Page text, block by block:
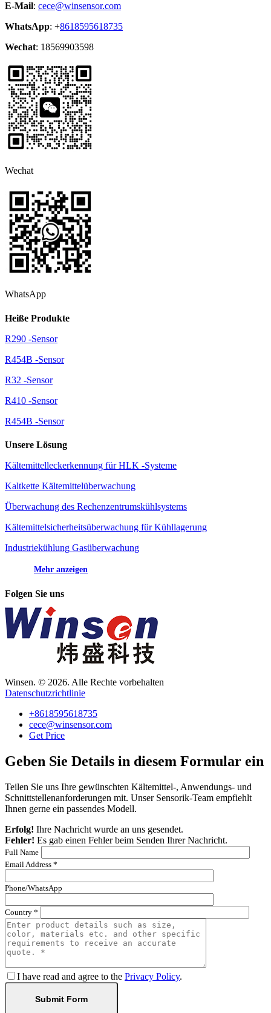
E-Mail: cece@winsensor.com
WhatsApp: +8618595618735
Wechat: 18569903598
Wechat
WhatsApp
Heiße Produkte
R290 -Sensor
R454B -Sensor
R32 -Sensor
R410 -Sensor
R454B -Sensor
Unsere Lösung
Kältemittelleckerkennung für HLK -Systeme
Kaltkette Kältemittelüberwachung
Überwachung des Rechenzentrumskühlsystems
Kältemittelsicherheitsüberwachung für Kühllagerung
Industriekühlung Gasüberwachung
Mehr anzeigen
Folgen Sie uns
Winsen. © 2026. Alle Rechte vorbehalten
Datenschutzrichtlinie
+8618595618735
cece@winsensor.com
Get Price
Geben Sie Details in diesem Formular ein
Teilen Sie uns Ihre gewünschten Kältemittel-, Anwendungs- und
Schnittstellenanforderungen mit. Unser Sensorik-Team empfiehlt
Ihnen gerne ein passendes Modell.
Erfolg! Ihre Nachricht wurde an uns gesendet.
Fehler! Es gab einen Fehler beim Senden Ihrer Nachricht.
Full Name
Email Address *
Phone/WhatsApp
Country *
I have read and agree to the Privacy Policy.